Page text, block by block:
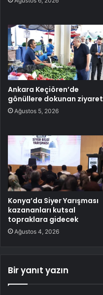
Ankara Keçiören’de
gönüllere dokunan ziyaret
Ağustos 5, 2026
Konya’da Siyer Yarışması
kazananları kutsal
topraklara gidecek
Ağustos 4, 2026
Bir yanıt yazın